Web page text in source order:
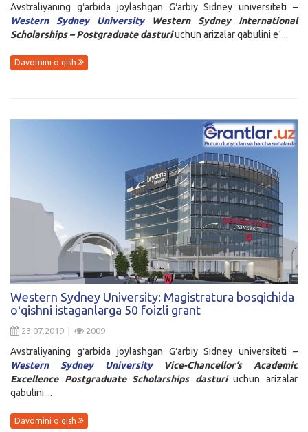
Avstraliyaning gʻarbida joylashgan Gʻarbiy Sidney universiteti –
Western Sydney University
Western Sydney International
Scholarships – Postgraduate dasturiuchun arizalar qabulini eʼ...
Davomini o'qish
Western Sydney University: Magistratura bosqichida
oʻqishni istaganlarga 50 foizli grant
23.07.2019 | 2009
Avstraliyaning gʻarbida joylashgan Gʻarbiy Sidney universiteti –
Western Sydney University
Vice-Chancellor’s Academic
Excellence Postgraduate Scholarships dasturi uchun arizalar
qabulini ...
Davomini o'qish